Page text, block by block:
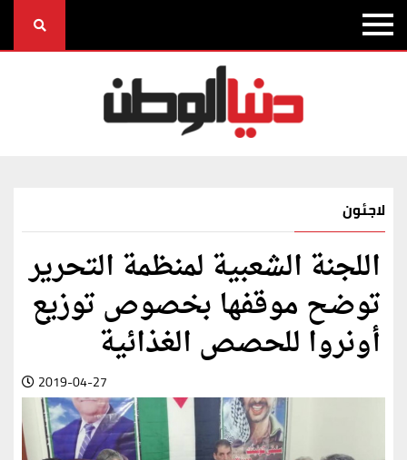
لاجئون
اللجنة الشعبية لمنظمة التحرير
توضح موقفها بخصوص توزيع
أونروا للحصص الغذائية
2019-04-27